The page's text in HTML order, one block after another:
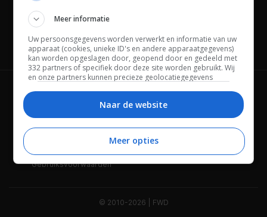
Channels
Wie is FWD Privacybeleid
Adverteren Contact
Gebruiksvoorwaarden
© 2010-2026 | FWD
Meer informatie
Uw persoonsgegevens worden verwerkt en informatie van uw
apparaat (cookies, unieke ID's en andere apparaatgegevens)
kan worden opgeslagen door, geopend door en gedeeld met
332 partners of specifiek door deze site worden gebruikt. Wij
en onze partners kunnen precieze geolocatiegegevens
Bepaalde leveranciers kunnen uw persoonsgegevens
beheren. Zoek onderaan deze pagina of in het sitemenu naar
een link om uw toestemming te beheren of in te trekken via de
privacy- en cookie-instellingen.
Naar de website
Meer opties